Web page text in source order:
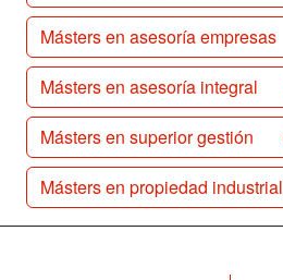
Másters en asesoría empresas
Másters en asesoría integral
Másters en superior gestión
Másters en propiedad industrial